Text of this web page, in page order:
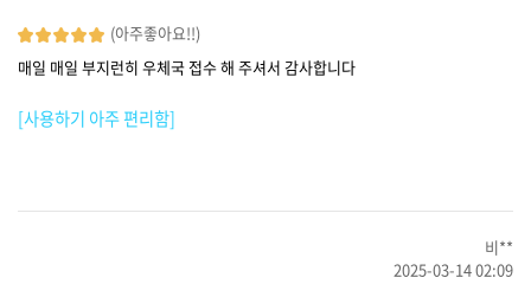
(아주좋아요!!)
매일 매일 부지런히 우체국 접수 해 주셔서 감사합니다
[사용하기 아주 편리함]
비**
2025-03-14 02:09